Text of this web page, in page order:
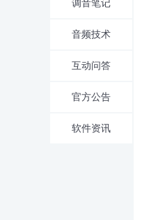
调音笔记
音频技术
互动问答
官方公告
软件资讯